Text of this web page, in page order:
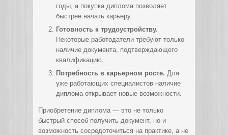
годы, а покупка диплома позволяет
быстрее начать карьеру.
Готовность к трудоустройству.
Некоторые работодатели требуют только
наличие документа, подтверждающего
квалификацию.
Потребность в карьерном росте. Для
уже работающих специалистов наличие
диплома открывает новые возможности.
Приобретение диплома — это не только
быстрый способ получить документ, но и
возможность сосредоточиться на практике, а не